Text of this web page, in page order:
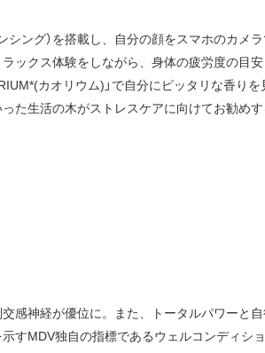
シング）を搭載し、自分の顔をスマホのカ
ックス体験をしながら、身体の疲労度の目
カオリウム)」で自分にピッタリな香
た生活の木がストレスケアに向けてお勧め
感神経が優位に。また、トータルパワーと
すMDV独自の指標であるウェルコンディシ